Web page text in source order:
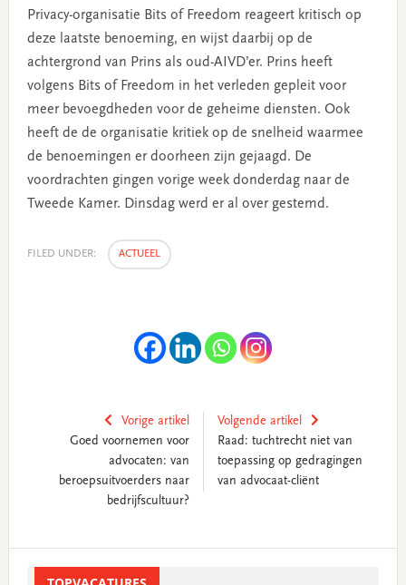
Privacy-organisatie Bits of Freedom reageert kritisch op
deze laatste benoeming, en wijst daarbij op de
achtergrond van Prins als oud-AIVD’er. Prins heeft
volgens Bits of Freedom in het verleden gepleit voor
meer bevoegdheden voor de geheime diensten. Ook
heeft de de organisatie kritiek op de snelheid waarmee
de benoemingen er doorheen zijn gejaagd. De
voordrachten gingen vorige week donderdag naar de
Tweede Kamer. Dinsdag werd er al over gestemd.
FILED UNDER: ACTUEEL
Vorige artikel
Goed voornemen voor
advocaten: van
beroepsuitvoerders naar
bedrijfscultuur?
Volgende artikel
Raad: tuchtrecht niet van
toepassing op gedragingen
van advocaat-cliënt